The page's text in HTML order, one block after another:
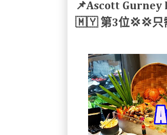
📌Ascott Gurney
🇲🇾 第3位💢💢只